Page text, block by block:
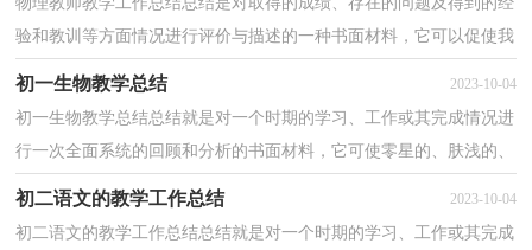
验和教训等方面情况进行评价与描述的一种书面材料，它可以促使我
初一生物教学总结 2023-10-04
初一生物教学总结总结就是对一个时期的学习、工作或其完成情况进
行一次全面系统的回顾和分析的书面材料，它可使零星的、肤浅的、
初二语文的教学工作总结 2023-10-04
初二语文的教学工作总结总结就是对一个时期的学习、工作或其完成